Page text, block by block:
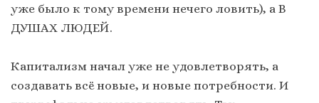
уже было к тому времени нечего ловить), а В
ДУШАХ ЛЮДЕЙ.
Капитализм начал уже не удовлетворять, а
создавать всё новые, и новые потребности. И